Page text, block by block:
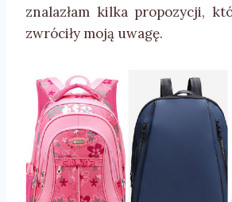
znalazłam kilka propozycji,
zwróciły moją uwagę.